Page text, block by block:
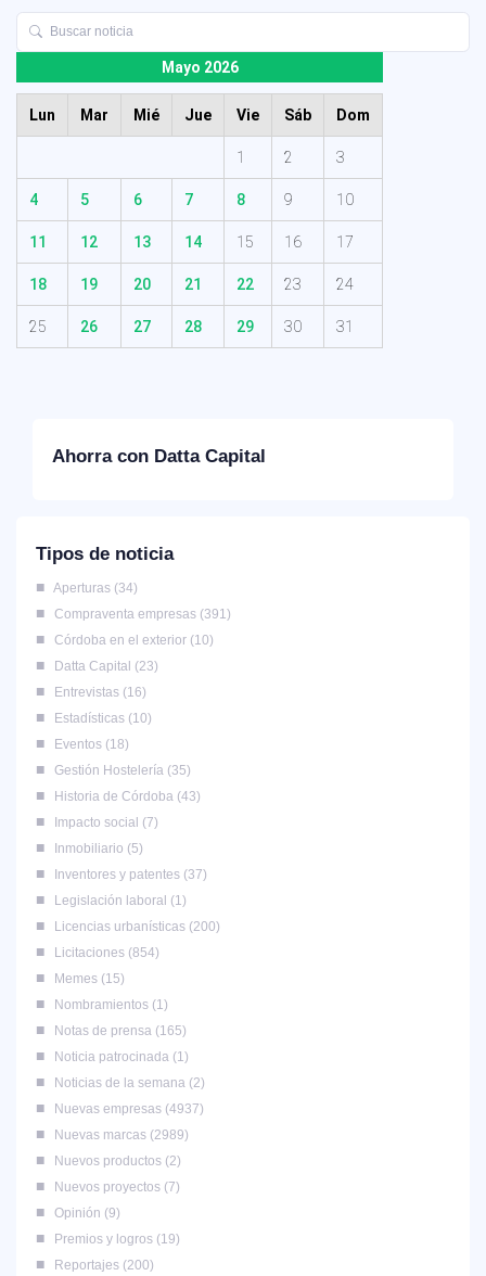
Mayo 2026
Lun Mar Mié Jue Vie Sáb Dom
1 2 3
4 5 6 7 8 9 10
11 12 13 14 15 16 17
18 19 20 21 22 23 24
25 26 27 28 29 30 31
Ahorra con Datta Capital
Tipos de noticia
Aperturas 34
Compraventa empresas 391
Córdoba en el exterior 10
Datta Capital
23
Entrevistas 16
Estadísticas 10
Eventos 18
Gestión Hostelería 35
Historia de Córdoba 43
Impacto social
7
Inmobiliario 5
Inventores y patentes 37
Legislación laboral
1
Licencias urbanísticas 200
Licitaciones 854
Memes 15
Nombramientos 1
Notas de prensa 165
Noticia patrocinada 1
Noticias de la semana 2
Nuevas empresas 4937
Nuevas marcas 2989
Nuevos productos 2
Nuevos proyectos 7
Opinión 9
Premios y logros 19
Reportajes 200